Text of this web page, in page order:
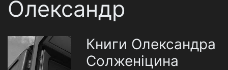
Олександр
Книги Олександра
Солженіцина